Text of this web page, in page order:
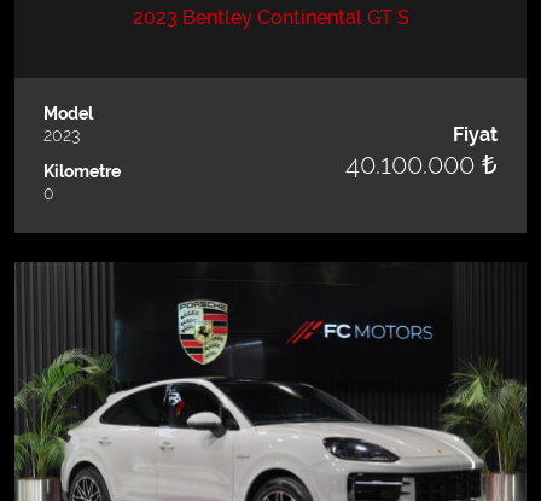
2023 Bentley Continental GT S
Model
2023
Kilometre
0
Fiyat
40.100.000 ₺